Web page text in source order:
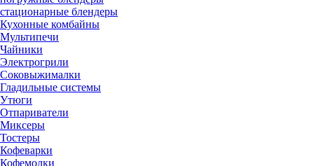
стационарные блендеры
Кухонные комбайны
Мультипечи
Чайники
Электрогрили
Соковыжималки
Гладильные системы
Утюги
Отпариватели
Миксеры
Тостеры
Кофеварки
Кофемолки